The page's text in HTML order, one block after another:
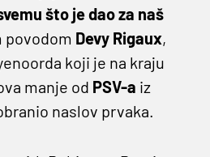
što je dao za naš
povodom Devy Rigaux,
koji je na kraju
manje od PSV-a iz
naslov prvaka.